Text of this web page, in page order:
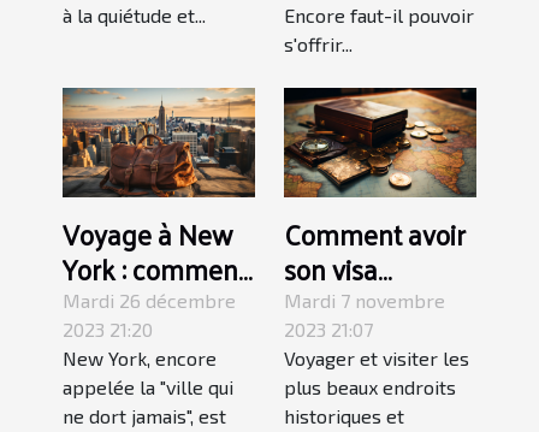
à la quiétude et...
Encore faut-il pouvoir
s'offrir...
Voyage à New
York : comment
préparer sa
valise ?
Mardi 26 décembre
2023 21:20
New York, encore
appelée la "ville qui
ne dort jamais", est
Comment avoir
son visa
touristique ?
Mardi 7 novembre
2023 21:07
Voyager et visiter les
plus beaux endroits
historiques et